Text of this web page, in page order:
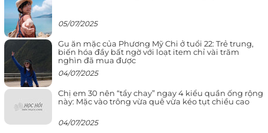
05/07/2025
Gu ăn mặc của Phương Mỹ Chi ở tuổi 22: Trẻ trung,
biến hóa đầy bất ngờ với loạt item chỉ vài trăm
nghìn đã mua được
04/07/2025
Chị em 30 nên “tẩy chay” ngay 4 kiểu quần ống rộng
này: Mặc vào trông vừa quê vừa kéo tụt chiều cao
04/07/2025